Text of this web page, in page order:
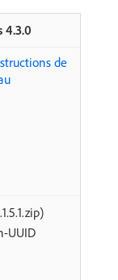
4.3.0
de
UUID